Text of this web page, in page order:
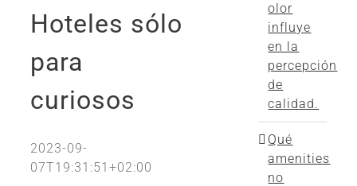
Hoteles sólo
para
curiosos
2023-09-
07T19:31:51+02:00
olor
influye
en la
percepción
de
calidad.
Qué
amenities
no